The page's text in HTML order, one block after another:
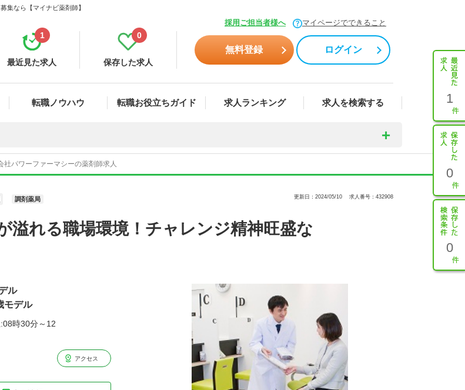
なら【マイナビ薬剤師】
採用ご担当者様へ マイページでできること
最近見た求人
1
保存した求人
0
無料登録 ログイン
転職ノウハウ 転職お役立ちガイド 求人ランキング 求人を検索する 1
0
0
パワーファーマシーの薬剤師求人
調剤薬局 更新日：2024/05/10 求人番号：432908
溢れる職場環境！チャレンジ精神旺盛な
ル
モデル
時30分～12
アクセス